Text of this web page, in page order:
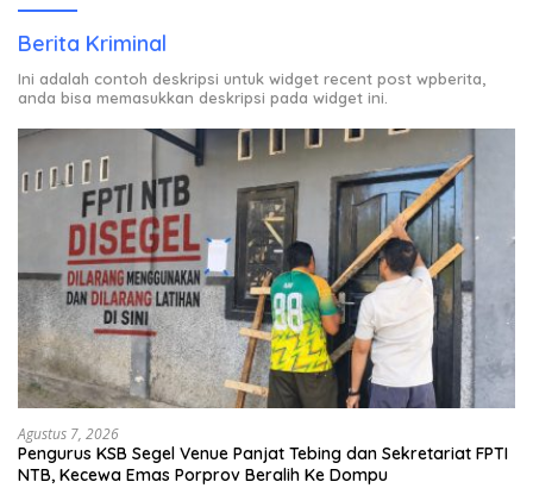
Berita Kriminal
Ini adalah contoh deskripsi untuk widget recent post wpberita,
anda bisa memasukkan deskripsi pada widget ini.
Agustus 7, 2026
Pengurus KSB Segel Venue Panjat Tebing dan Sekretariat FPTI
NTB, Kecewa Emas Porprov Beralih Ke Dompu